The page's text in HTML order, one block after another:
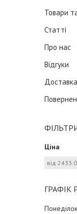
Товари
Статті
Про нас
Відгуки
Ціна
ГРАФІК
Понеділок